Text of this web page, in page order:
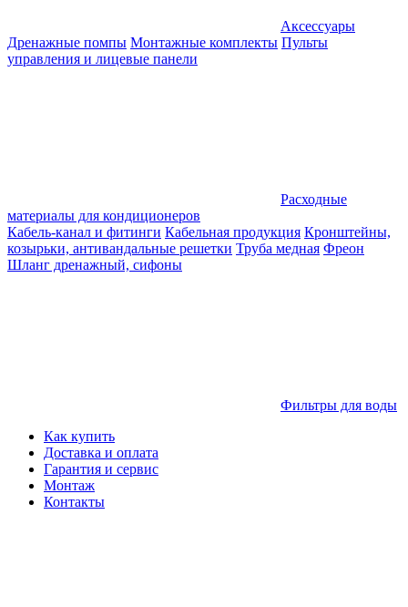
Аксессуары
Дренажные помпы Монтажные комплекты Пульты
управления и лицевые панели
Расходные
материалы для кондиционеров
Кабель-канал и фитинги Кабельная продукция Кронштейны,
козырьки, антивандальные решетки Труба медная Фреон
Шланг дренажный, сифоны
Фильтры для воды
Как купить
Доставка и оплата
Гарантия и сервис
Монтаж
Контакты